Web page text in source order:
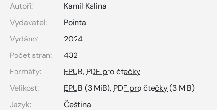
Autoři:
Kamil Kalina
Vydavatel:
Pointa
Vydáno:
2024
Počet stran:
432
Formáty:
EPUB, PDF pro čtečky
Velikost:
EPUB (3 MiB), PDF pro čtečky(3 MiB)
Jazyk:
Čeština